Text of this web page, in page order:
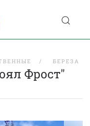
БЕРЕЗА
Фрост"